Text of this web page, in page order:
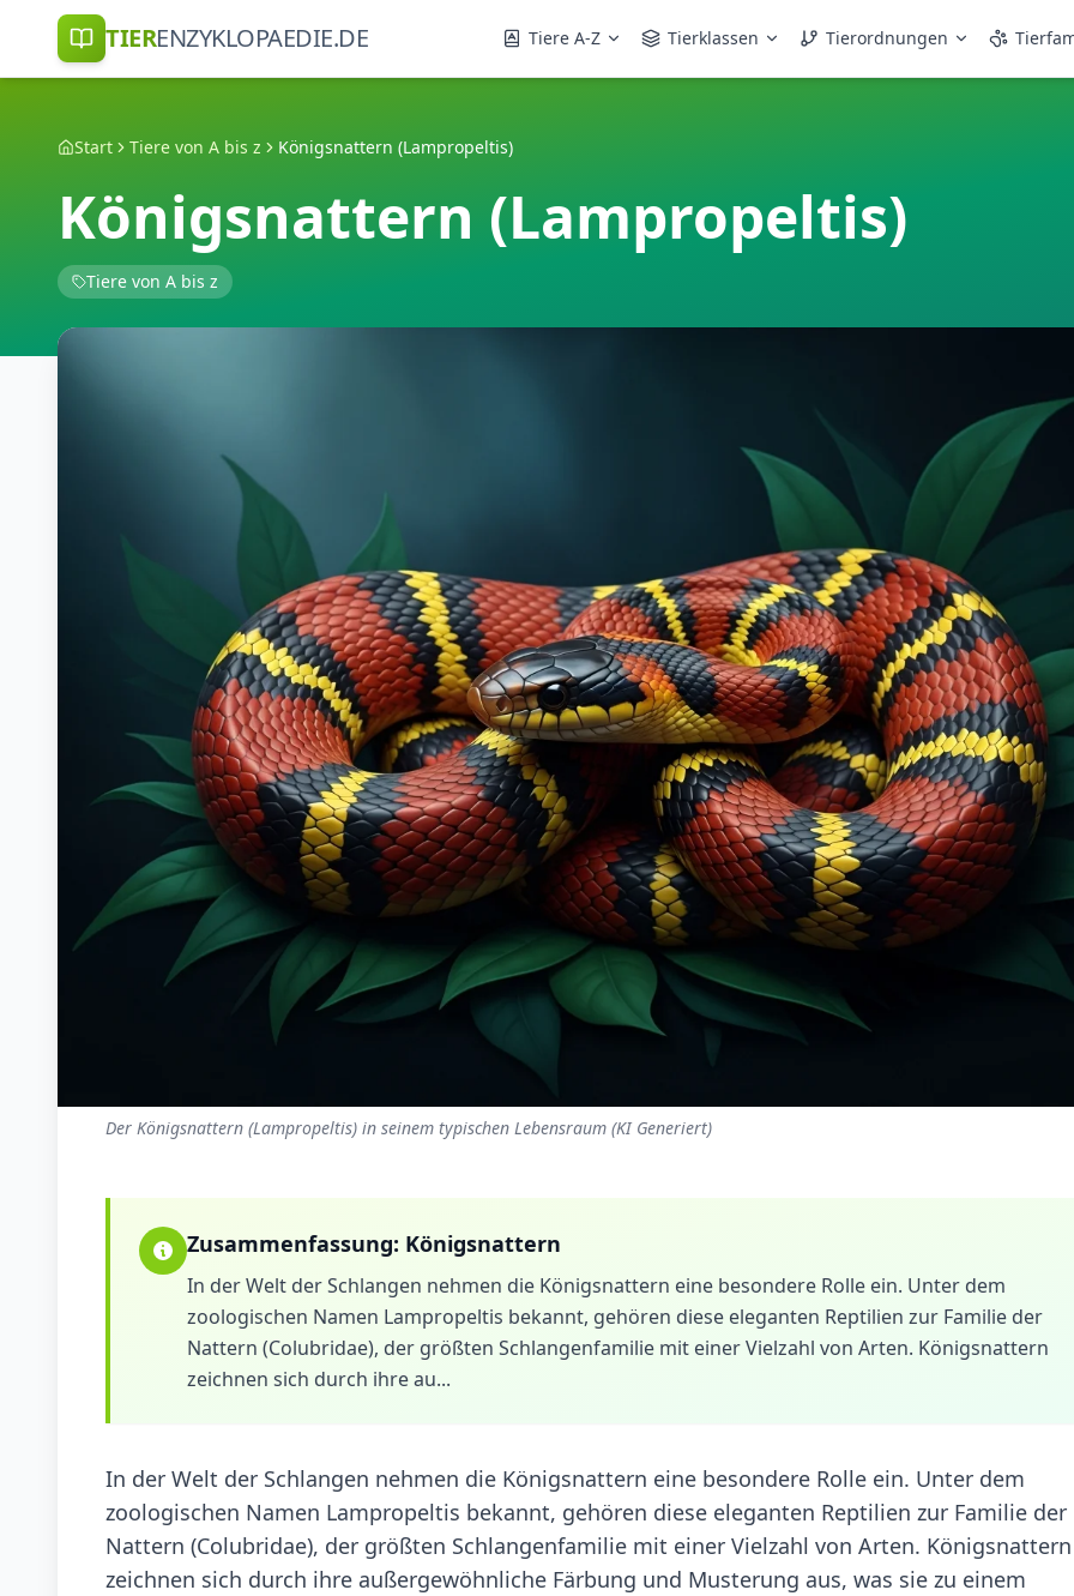
TIERENZYKLOPAEDIE.DE Tiere A-Z Tierklassen Tierordnungen
Start Tiere von A bis z Königsnattern (Lampropeltis)
Königsnattern (Lampropeltis)
Tiere von A bis z
Der Königsnattern (Lampropeltis) in seinem typischen Lebensraum (KI Generiert)
Zusammenfassung: Königsnattern
In der Welt der Schlangen nehmen die Königsnattern eine besondere Rolle ein. Unter dem
zoologischen Namen Lampropeltis bekannt, gehören diese eleganten Reptilien zur Familie der
Nattern (Colubridae), der größten Schlangenfamilie mit einer Vielzahl von Arten. Königsnattern
zeichnen sich durch ihre au...
In der Welt der Schlangen nehmen die Königsnattern eine besondere Rolle ein. Unter dem
zoologischen Namen Lampropeltis bekannt, gehören diese eleganten Reptilien zur Familie der
Nattern (Colubridae), der größten Schlangenfamilie mit einer Vielzahl von Arten. Königsnattern
zeichnen sich durch ihre außergewöhnliche Färbung und Musterung aus, was sie zu einem